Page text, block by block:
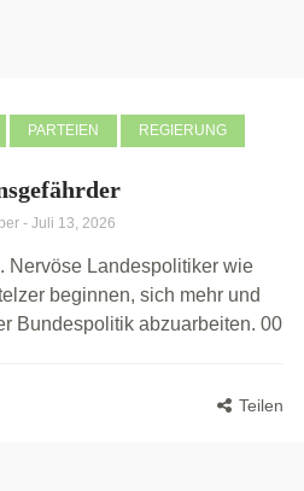
PARTEIEN REGIERUNG
- Juli 13, 2026
Nervöse Landespolitiker wie
beginnen, sich mehr und
Bundespolitik abzuarbeiten. 00
Teilen